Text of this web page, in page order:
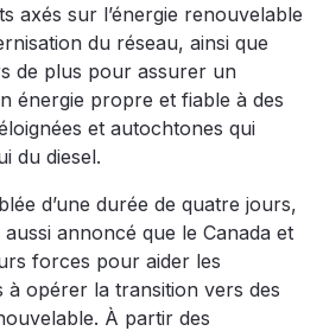
axés sur l’énergie renouvelable
du réseau, ainsi que
de plus pour assurer un
énergie propre et fiable à des
et autochtones qui
du diesel.
d’une durée de quatre jours,
aussi annoncé que le Canada et
forces pour aider les
à opérer la transition vers des
À partir des